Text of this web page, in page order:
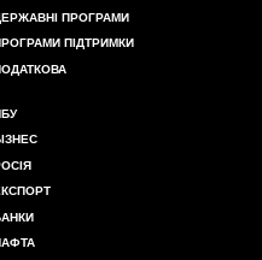
ПРОГРАМИ
ПІДТРИМКИ